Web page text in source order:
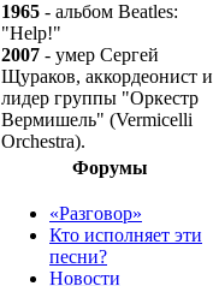
1965 - альбом Beatles:
"Help!"
2007 - умер Сергей
Щураков, аккордеонист и
лидер группы "Оркестр
Вермишель" (Vermicelli
Orchestra).
Форумы
«Разговор»
Кто исполняет эти
песни?
Новости